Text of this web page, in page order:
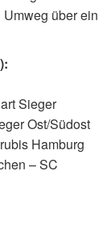
über ein
Sieger
Ost/Südost
Hamburg
– SC